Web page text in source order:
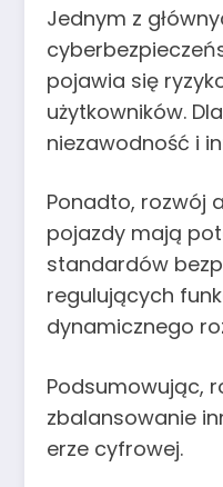
Jednym z
pojawia się
użytkowników.
niezawodność i
Ponadto, rozwój
pojazdy mają
standardów
regulujących
dynamicznego
Podsumowując,
zbalansowanie
erze cyfrowej.